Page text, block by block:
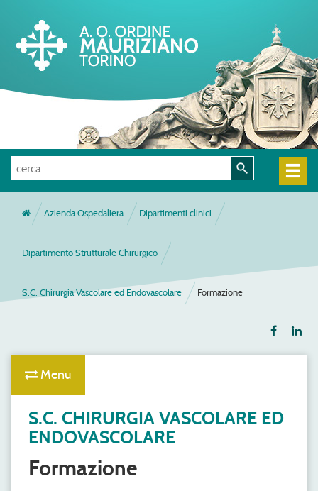
Azienda Ospedaliera Dipartimenti clinici
Dipartimento Strutturale Chirurgico
S.C. Chirurgia Vascolare ed Endovascolare Formazione
Menu
S.C. CHIRURGIA VASCOLARE ED
ENDOVASCOLARE
Formazione